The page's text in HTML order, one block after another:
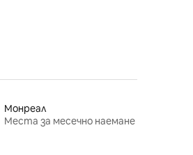
Монреал
Места за месечно наемане